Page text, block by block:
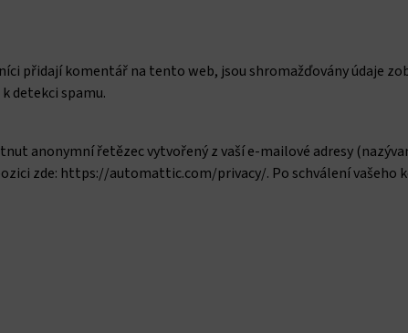
přidají komentář na tento web, jsou shromažďovány údaje
detekci spamu.
anonymní řetězec vytvořený z vaší e-mailové adresy
zde: https://automattic.com/privacy/. Po schválení